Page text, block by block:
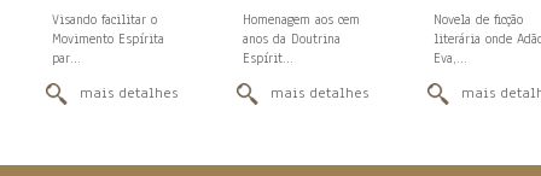
Visando facilitar o
Movimento Espírita
par...
mais detalhes
Homenagem aos cem
anos da Doutrina
Espírit...
mais detalhes
Novela de ficção
literária onde
Eva,...
mais